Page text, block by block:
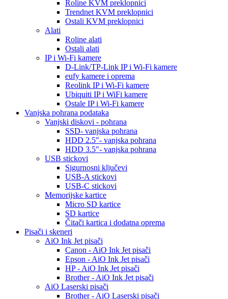
Roline KVM preklopnici
Trendnet KVM preklopnici
Ostali KVM preklopnici
Alati
Roline alati
Ostali alati
IP i Wi-Fi kamere
D-Link/TP-Link IP i Wi-Fi kamere
eufy kamere i oprema
Reolink IP i Wi-Fi kamere
Ubiquiti IP i WiFi kamere
Ostale IP i Wi-Fi kamere
Vanjska pohrana podataka
Vanjski diskovi - pohrana
SSD- vanjska pohrana
HDD 2.5"- vanjska pohrana
HDD 3.5"- vanjska pohrana
USB stickovi
Sigurnosni ključevi
USB-A stickovi
USB-C stickovi
Memorijske kartice
Micro SD kartice
SD kartice
Čitači kartica i dodatna oprema
Pisači i skeneri
AiO Ink Jet pisači
Canon - AiO Ink Jet pisači
Epson - AiO Ink Jet pisači
HP - AiO Ink Jet pisači
Brother - AiO Ink Jet pisači
AiO Laserski pisači
Brother - AiO Laserski pisači